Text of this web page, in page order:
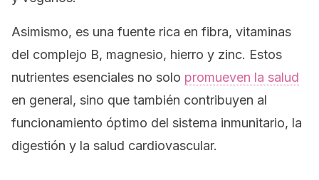
Asimismo, es una fuente rica en fibra, vitaminas
del complejo B, magnesio, hierro y zinc. Estos
nutrientes esenciales no solo promueven la salud
en general, sino que también contribuyen al
funcionamiento óptimo del sistema inmunitario, la
digestión y la salud cardiovascular.